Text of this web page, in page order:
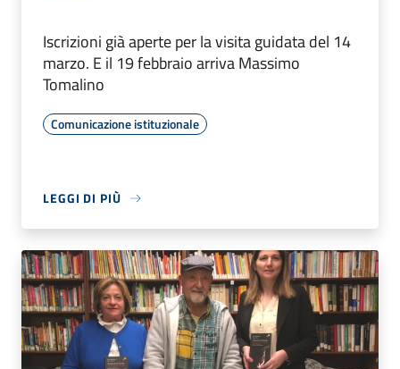
Iscrizioni già aperte per la visita guidata del 14
marzo. E il 19 febbraio arriva Massimo
Tomalino
Comunicazione istituzionale
LEGGI DI PIÙ